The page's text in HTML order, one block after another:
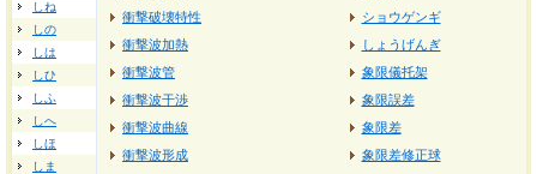
しね
しの
しは
しひ
しふ
しへ
しほ
しま
衝撃破壊特性
衝撃波加熱
衝撃波管
衝撃波干渉
衝撃波曲線
衝撃波形成
ショウゲンギ
しょうげんぎ
象限儀托架
象限誤差
象限差
象限差修正球